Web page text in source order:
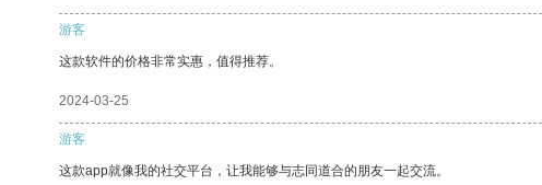
游客
这款软件的价格非常实惠，值得推荐。
2024-03-25
游客
这款app就像我的社交平台，让我能够与志同道合的朋友一起交流。